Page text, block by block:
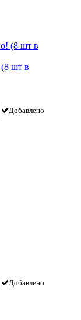
шт в
Добавлено
Добавлено